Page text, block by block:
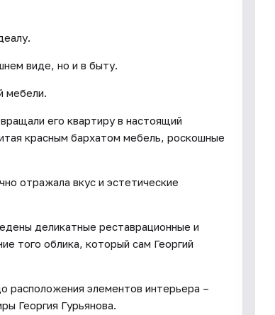
виде, но и в быту.
мебели.
его квартиру в настоящий
красным бархатом мебель, роскошные
отражала вкус и эстетические
деликатные реставрационные и
того облика, который сам Георгий
расположения элементов интерьера –
Георгия Гурьянова.